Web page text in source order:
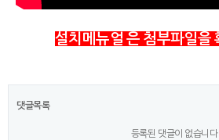
설치메뉴얼 은 첨부파일을
댓글목록
등록된 댓글이 없습니다.